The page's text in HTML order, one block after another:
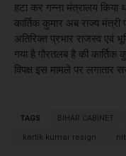
हटा कर गन्ना मंत्रालय किया
कार्तिक कुमार अब राज्य मंत्री
अतिरिक्त प्रभार राजस्व एवं
गया है.गौरतलब है की
विपक्ष इस मामले पर लगातार
TAGS BIHAR CABINET
kartik kumar resign